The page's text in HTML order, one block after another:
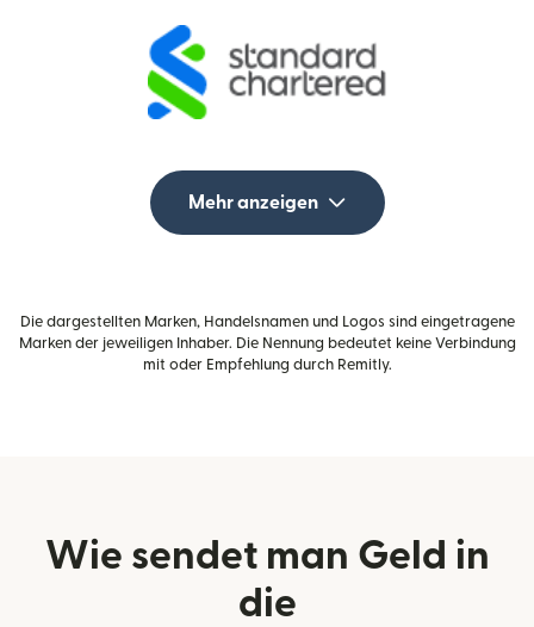
Mehr anzeigen
Die dargestellten Marken, Handelsnamen und Logos sind eingetragene
Marken der jeweiligen Inhaber. Die Nennung bedeutet keine Verbindung
mit oder Empfehlung durch Remitly.
Wie sendet man Geld in
die